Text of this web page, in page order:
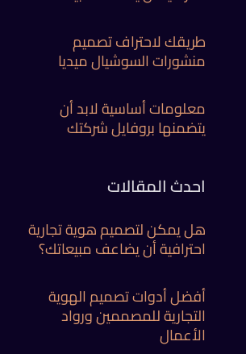
طريقك لاحتراف تصميم
منشورات السوشيال ميديا
معلومات أساسية لابد أن
يتضمنها بروفايل شركتك
احدث المقالات
هل يمكن لتصميم هوية تجارية
احترافية أن يضاعف مبيعاتك؟
أفضل أدوات تصميم الهوية
التجارية للمصممين ورواد
الأعمال